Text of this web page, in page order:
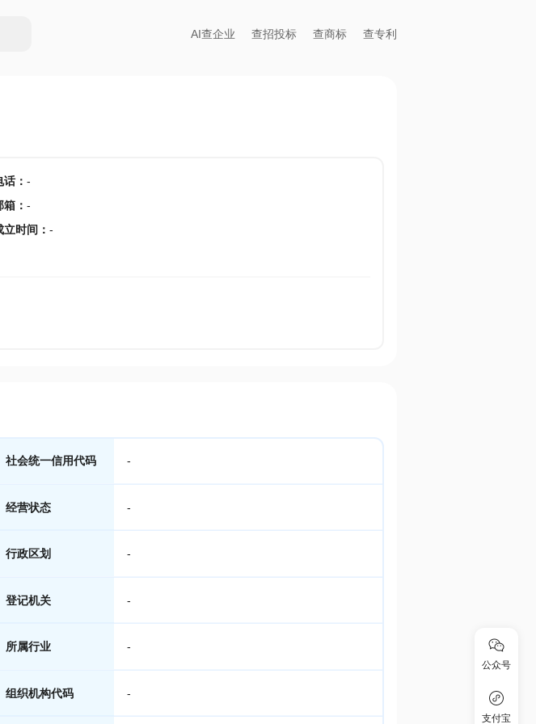
AI查企业 查招投标 查商标 查专利
话： -
箱 ： -
立时间 ： -
社会统一信用代码 -
经营状态 -
行政区划 -
登记机关 -
所属行业 -
组织机构代码 -
公众号
支付宝